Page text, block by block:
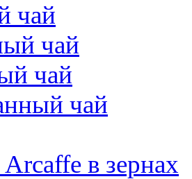
чай
чай
чай
чай
в зернах